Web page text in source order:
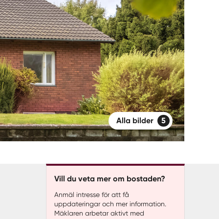
Alla bilder 5
Vill du veta mer om bostaden?
Anmäl intresse för att få
uppdateringar och mer information.
Mäklaren arbetar aktivt med